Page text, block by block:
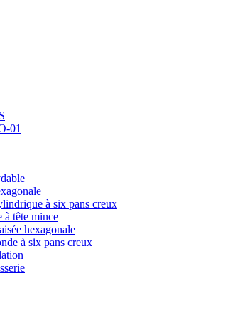
à six pans creux
à tête mince
hexagonale
à six pans creux